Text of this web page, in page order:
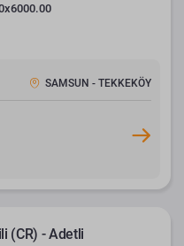
SAMSUN - TEKKEKÖY
(CR) - Adetli